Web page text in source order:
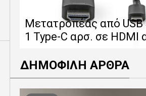
Μετατροπέας από USB
1 Type-C αρσ. σε HDMI
ΔΗΜΟΦΙΛΗ ΑΡΘΡΑ